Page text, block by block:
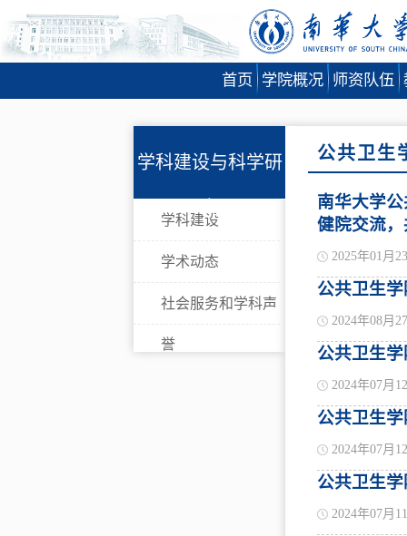
首页 学院概况 师资队伍
学科建设与科学研
学科建设
学术动态
社会服务和学科声
誉
公共卫生
南华大学
健院交流
2025年01月
公共卫生
2024年08月
公共卫生
2024年07月
公共卫生
2024年07月
公共卫生
2024年07月